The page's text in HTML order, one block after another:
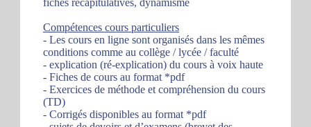
fiches récapitulatives, dynamisme
Compétences cours particuliers
- Les cours en ligne sont organisés dans les mêmes
conditions comme au collège / lycée / faculté
- explication (ré-explication) du cours à voix haute
- Fiches de cours au format *pdf
- Exercices de méthode et compréhension du cours
(TD)
- Corrigés disponibles au format *pdf